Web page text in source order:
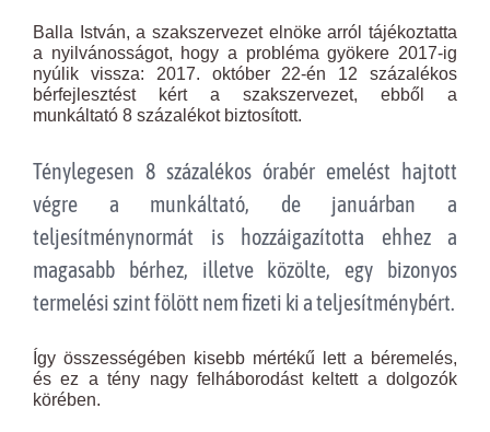
Balla István, a szakszervezet elnöke arról tájékoztatta
a nyilvánosságot, hogy a probléma gyökere 2017-ig
nyúlik vissza: 2017. október 22-én 12 százalékos
bérfejlesztést kért a szakszervezet, ebből a
munkáltató 8 százalékot biztosított.
Ténylegesen 8 százalékos órabér emelést hajtott
végre a munkáltató, de januárban a
teljesítménynormát is hozzáigazította ehhez a
magasabb bérhez, illetve közölte, egy bizonyos
termelési szint fölött nem fizeti ki a teljesítménybért.
Így összességében kisebb mértékű lett a béremelés,
és ez a tény nagy felháborodást keltett a dolgozók
körében.